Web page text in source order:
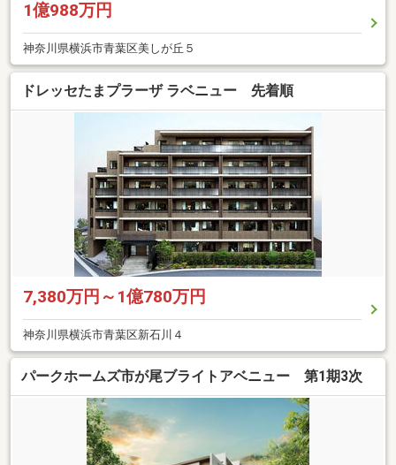
1億988万円
神奈川県横浜市青葉区美しが丘５
ドレッセたまプラーザ ラベニュー 先着順
7,380万円～1億780万円
神奈川県横浜市青葉区新石川４
パークホームズ市が尾ブライトアベニュー 第1期3次